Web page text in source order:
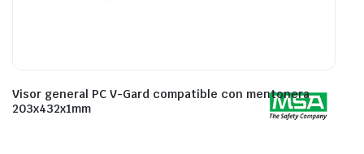
Visor general PC V-Gard compatible con mentonera
203x432x1mm